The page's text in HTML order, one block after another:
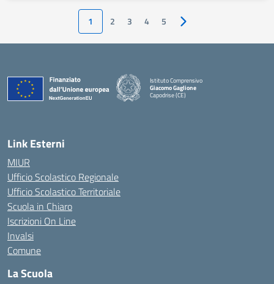
1 2 3 4 5 Pagina successiva
Istituto Comprensivo
Giacomo Gaglione
Capodrise (CE)
— Visita la pagina iniziale della scuola
Link Esterni
MIUR
Ufficio Scolastico Regionale
Ufficio Scolastico Territoriale
Scuola in Chiaro
Iscrizioni On Line
Invalsi
Comune
La Scuola